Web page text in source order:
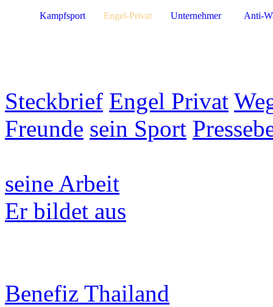
Steckbrief Engel Privat
Freunde sein Sport
seine Arbeit
Er bildet aus
Benefiz Thailand
Kampfsport Engel-Privat Unternehmer Anti-